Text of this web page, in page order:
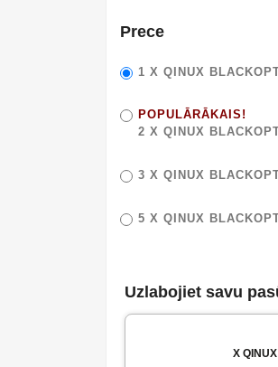
Prece
1 X QINUX
POPULĀRĀKAIS!
2 X QINUX
3 X QINUX
5 X QINUX
Uzlabojiet savu
X